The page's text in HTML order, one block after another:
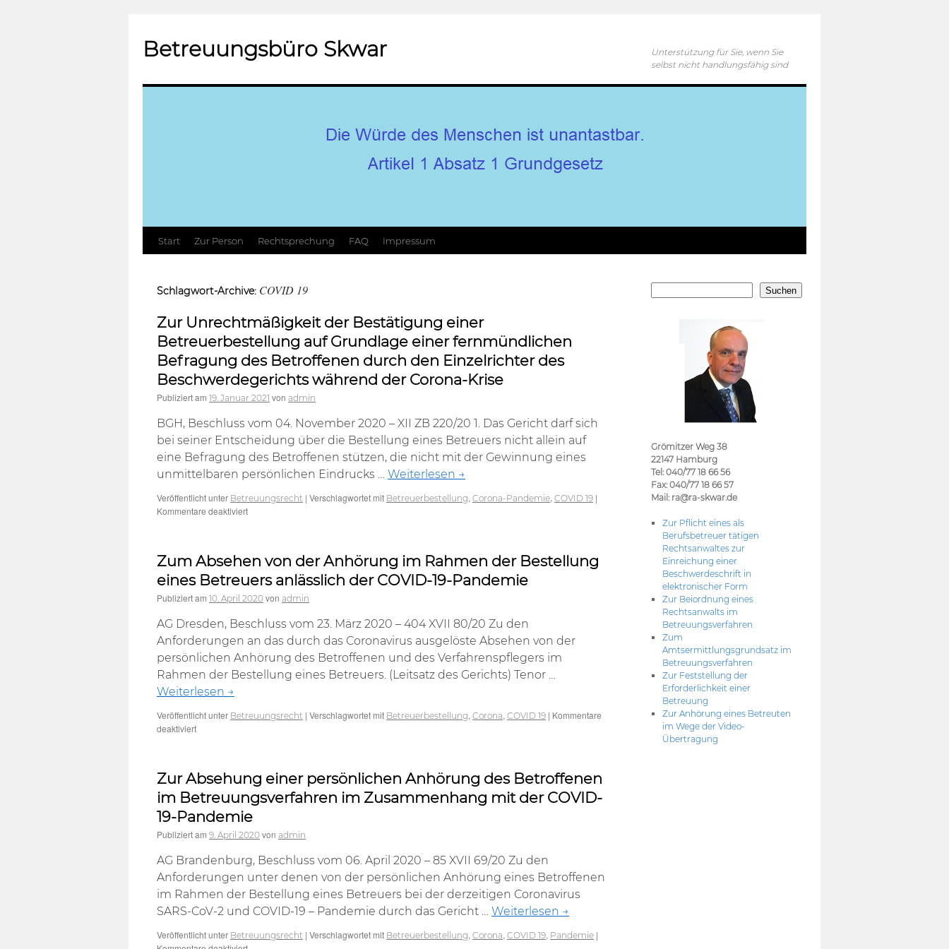
Betreuungsbüro Skwar
Unterstützung für Sie, wenn Sie
selbst nicht handlungsfähig sind
Zum
springen
Start Zur Person Rechtsprechung FAQ Impressum
Schlagwort-Archive: COVID 19
Zur Unrechtmäßigkeit der Bestätigung einer
Betreuerbestellung auf Grundlage einer fernmündlichen
Befragung des Betroffenen durch den Einzelrichter des
Beschwerdegerichts während der Corona-Krise
Publiziert am 19. Januar 2021 von admin
BGH, Beschluss vom 04. November 2020 – XII ZB 220/20 1. Das Gericht darf sich
bei seiner Entscheidung über die Bestellung eines Betreuers nicht allein auf
eine Befragung des Betroffenen stützen, die nicht mit der Gewinnung eines
unmittelbaren persönlichen Eindrucks … Weiterlesen →
Veröffentlicht unter Betreuungsrecht | Verschlagwortet mit Betreuerbestellung, Corona-Pandemie, COVID 19 |
Kommentare deaktiviertfür
Bestätigung
Betreuerbestellung
auf
einer
fernmündlichen
Befragung
des
Betroffenen
Einzelrichter
Corona-
Krise
Zum Absehen von der Anhörung im Rahmen der Bestellung
eines Betreuers anlässlich der COVID-19-Pandemie
Publiziert am 10. April 2020 von admin
AG Dresden, Beschluss vom 23. März 2020 – 404 XVII 80/20 Zu den
Anforderungen an das durch das Coronavirus ausgelöste Absehen von der
persönlichen Anhörung des Betroffenen und des Verfahrenspflegers im
Rahmen der Bestellung eines Betreuers. (Leitsatz des Gerichts) Tenor …
Weiterlesen →
Veröffentlicht unter Betreuungsrecht | Verschlagwortet mit Betreuerbestellung, Corona, COVID 19 | Kommentare
deaktiviertfür
der
Anhörung
im
Rahmen
Bestellung
eines
Betreuers
anlässlich
der
COVID-
19-
Pandemie
Zur Absehung einer persönlichen Anhörung des Betroffenen
im Betreuungsverfahren im Zusammenhang mit der COVID-
19-Pandemie
Publiziert am 9. April 2020 von admin
AG Brandenburg, Beschluss vom 06. April 2020 – 85 XVII 69/20 Zu den
Anforderungen unter denen von der persönlichen Anhörung eines Betroffenen
im Rahmen der Bestellung eines Betreuers bei der derzeitigen Coronavirus
SARS-CoV-2 und COVID-19 – Pandemie durch das Gericht … Weiterlesen →
Veröffentlicht unter Betreuungsrecht | Verschlagwortet mit Betreuerbestellung, Corona, COVID 19, Pandemie |
Suchen
Grömitzer Weg 38
22147 Hamburg
Tel: 040/77 18 66 56
Fax: 040/77 18 66 57
Mail: ra@ra-skwar.de
Zur Pflicht eines als
Berufsbetreuer tätigen
Rechtsanwaltes zur
Einreichung einer
Beschwerdeschrift in
elektronischer Form
Zur Beiordnung eines
Rechtsanwalts im
Betreuungsverfahren
Zum
Amtsermittlungsgrundsatz im
Betreuungsverfahren
Zur Feststellung der
Erforderlichkeit einer
Betreuung
Zur Anhörung eines Betreuten
im Wege der Video-
Übertragung